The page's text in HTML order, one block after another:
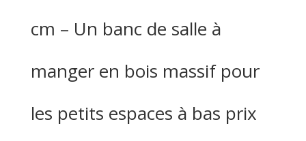
cm – Un banc de salle à
manger en bois massif pour
les petits espaces à bas prix